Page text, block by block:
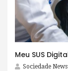
Sociedade News